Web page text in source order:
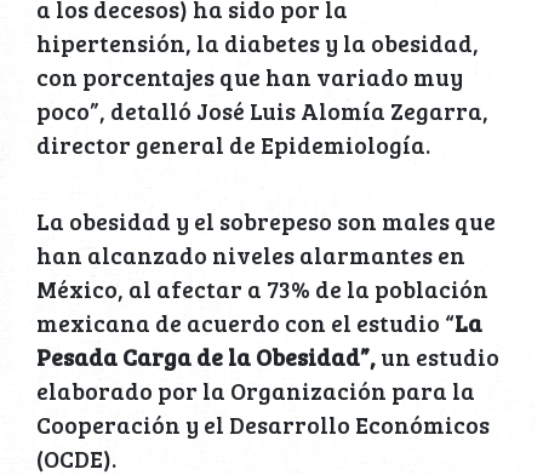
a los decesos) ha sido por la
hipertensión, la diabetes y la obesidad,
con porcentajes que han variado muy
poco”, detalló José Luis Alomía Zegarra,
director general de Epidemiología.
La obesidad y el sobrepeso son males que
han alcanzado niveles alarmantes en
México, al afectar a 73% de la población
mexicana de acuerdo con el estudio “La
Pesada Carga de la Obesidad”,un estudio
elaborado por la Organización para la
Cooperación y el Desarrollo Económicos
(OCDE).